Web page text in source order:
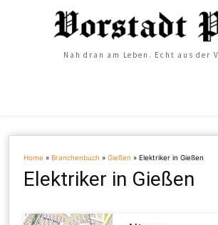
Nah dran am Leben. Echt aus der
Home »Branchenbuch »Gießen »Elektriker in Gießen
Elektriker in Gießen